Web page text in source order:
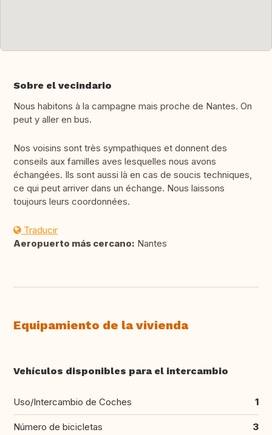
Sobre el vecindario
Nous habitons à la campagne mais proche de Nantes. On
peut y aller en bus.
Nos voisins sont très sympathiques et donnent des
conseils aux familles aves lesquelles nous avons
échangées. Ils sont aussi là en cas de soucis techniques,
ce qui peut arriver dans un échange. Nous laissons
toujours leurs coordonnées.
Traducir
Aeropuerto más cercano: Nantes
Equipamiento de la vivienda
Vehículos disponibles para el intercambio
Uso/Intercambio de Coches 1
Número de bicicletas 3